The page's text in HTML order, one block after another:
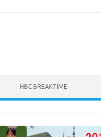
HBC BREAKTIME